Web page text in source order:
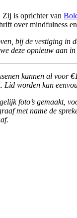
Zij is oprichter van
over mindfulness
bij de vestiging in
deze opnieuw aan in
kunnen al voor
Lid worden kan
foto’s gemaakt,
met name de